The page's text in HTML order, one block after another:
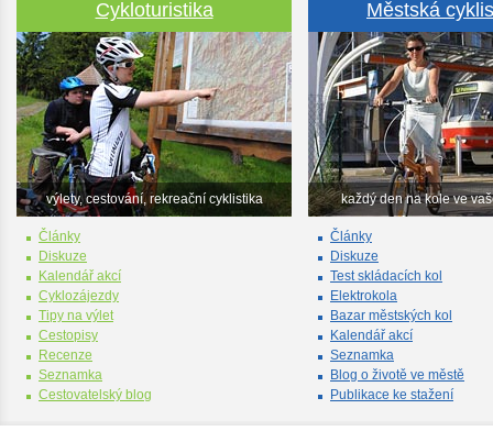
Cykloturistika
výlety, cestování, rekreační cyklistika
Články
Diskuze
Kalendář akcí
Cyklozájezdy
Tipy na výlet
Cestopisy
Recenze
Seznamka
Cestovatelský blog
Městská
každý den na kole ve
Články
Diskuze
Test skládacích kol
Elektrokola
Bazar městských kol
Kalendář akcí
Seznamka
Blog o životě ve městě
Publikace ke stažení